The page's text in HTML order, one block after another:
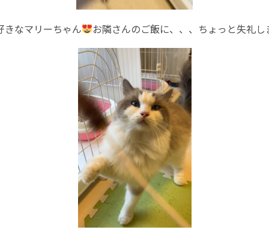
きなマリーちゃん お隣さんのご飯に、、、ちょっと失礼